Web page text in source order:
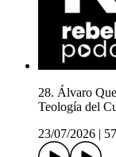
28. Álvaro
Teología del
23/07/2026